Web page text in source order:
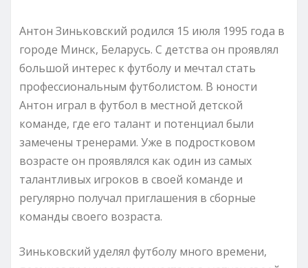
Антон Зиньковский родился 15 июля 1995 года в
городе Минск, Беларусь. С детства он проявлял
большой интерес к футболу и мечтал стать
профессиональным футболистом. В юности
Антон играл в футбол в местной детской
команде, где его талант и потенциал были
замечены тренерами. Уже в подростковом
возрасте он проявлялся как один из самых
талантливых игроков в своей команде и
регулярно получал приглашения в сборные
команды своего возраста.
Зиньковский уделял футболу много времени,